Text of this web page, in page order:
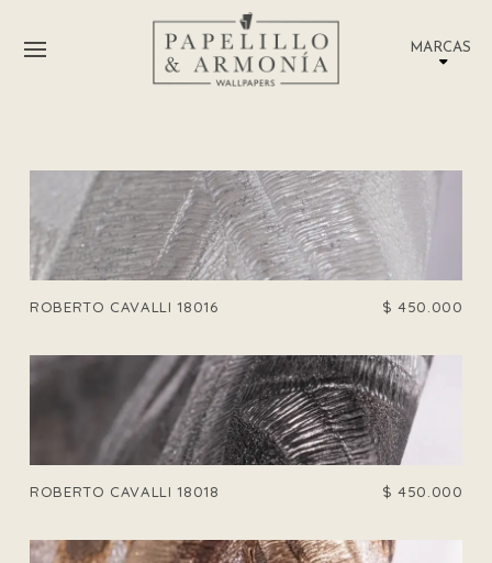
MARCAS
ROBERTO CAVALLI 18016 $ 450.000
ROBERTO CAVALLI 18018 $ 450.000